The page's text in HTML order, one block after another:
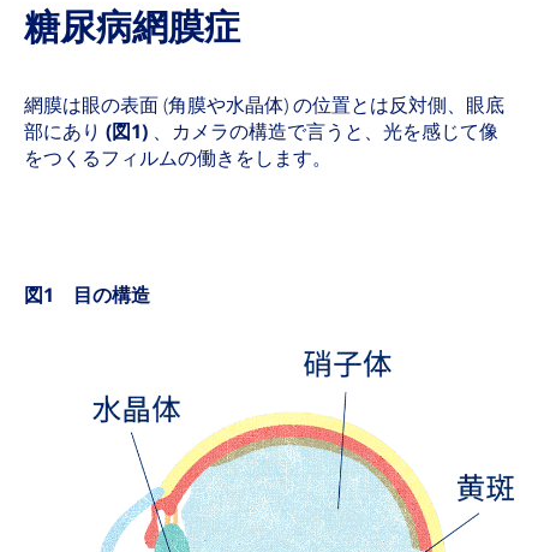
糖尿病網膜症
網膜は眼の表面 (角膜や水晶体) の位置とは反対側、眼底
部にあり (図1) 、カメラの構造で言うと、光を感じて像
をつくるフィルムの働きをします。
図1 目の構造